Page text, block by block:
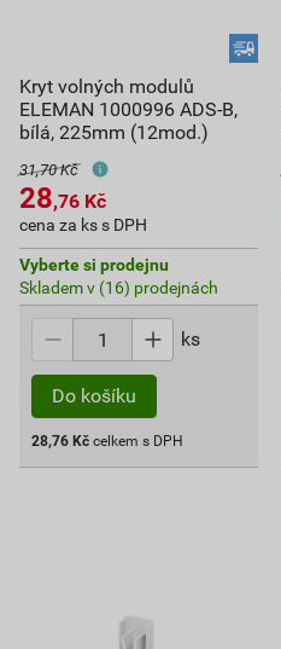
Kryt volných modulů
ELEMAN 1000996 ADS-B,
bílá, 225mm (12mod.)
31,70 Kč
28,76 Kč
cena za ks s DPH
Vyberte si prodejnu
Skladem v (16) prodejnách
ks
Do košíku
28,76 Kč celkem s DPH